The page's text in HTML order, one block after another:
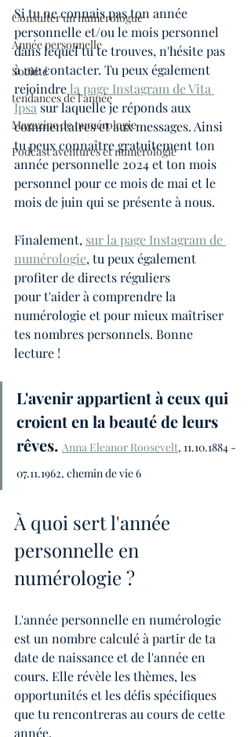
Consulter un numérologue
Année personnelle
Société
tendances de l'année
Magazine de numérologie
Podcast aventures et numérologie
Si tu ne connais pas ton année
personnelle et/ou le mois personnel
dans lequel tu te trouves, n'hésite pas
à me contacter. Tu peux également
rejoindre la page Instagram de Vita
Ipsa sur laquelle je réponds aux
commentaires et aux messages. Ainsi
tu peux connaître gratuitement ton
année personnelle 2024 et ton mois
personnel pour ce mois de mai et le
mois de juin qui se présente à nous.
Finalement, sur la page Instagram de
numérologie, tu peux également
profiter de directs réguliers
pour t'aider à comprendre la
numérologie et pour mieux maîtriser
tes nombres personnels. Bonne
lecture !
L'avenir appartient à ceux qui
croient en la beauté de leurs
rêves. Anna Eleanor Roosevelt, 11.10.1884 -
07.11.1962, chemin de vie 6
À quoi sert l'année
personnelle en
numérologie ?
L'année personnelle en numérologie
est un nombre calculé à partir de ta
date de naissance et de l'année en
cours. Elle révèle les thèmes, les
opportunités et les défis spécifiques
que tu rencontreras au cours de cette
année.